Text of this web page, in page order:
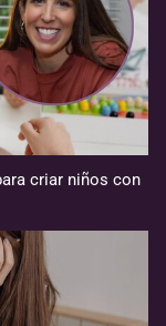
criar niños con